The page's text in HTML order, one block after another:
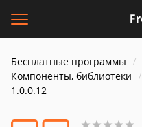
Бесплатные программы
Компоненты, библиотеки
1.0.0.12